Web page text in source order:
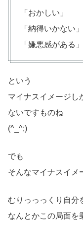
「おかしい」
「納得いかない」
「嫌悪感がある」
という
マイナスイメージし
ないですものね
(^_^;)
でも
そんなマイナスイメ
むりっっっくり自分
なんとかこの局面を